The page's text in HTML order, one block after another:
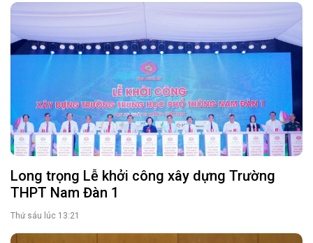
Long trọng Lễ khởi công xây dựng Trường
THPT Nam Đàn 1
Thứ sáu lúc 13:21